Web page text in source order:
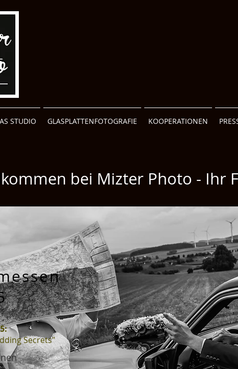
STUDIO GLASPLATTENFOTOGRAFIE KOOPERATIONEN
bei Mizter Photo - Ihr
Secrets"